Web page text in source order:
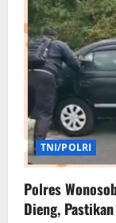
TNI/POLRI
Polres
Dieng,